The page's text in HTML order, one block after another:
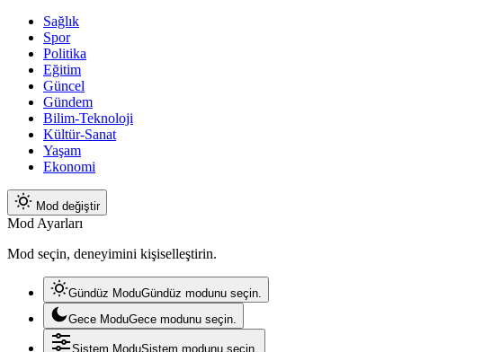
Sağlık
Spor
Politika
Eğitim
Güncel
Gündem
Bilim-Teknoloji
Kültür-Sanat
Yaşam
Ekonomi
Mod değiştir
Mod Ayarları
Mod seçin, deneyimini kişiselleştirin.
Gündüz ModuGündüz modunu seçin.
Gece ModuGece modunu seçin.
Sistem ModuSistem modunu seçin.